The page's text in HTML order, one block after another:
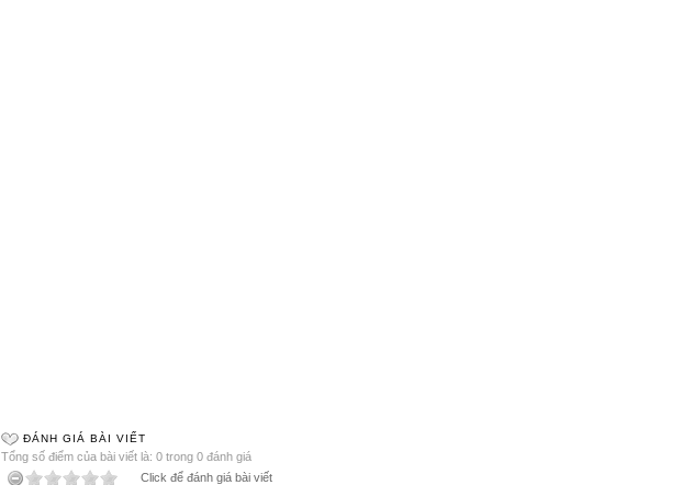
ĐÁNH GIÁ BÀI VIẾT
Tổng số điểm của bài viết là: 0 trong 0 đánh giá
Click để đánh giá bài viết